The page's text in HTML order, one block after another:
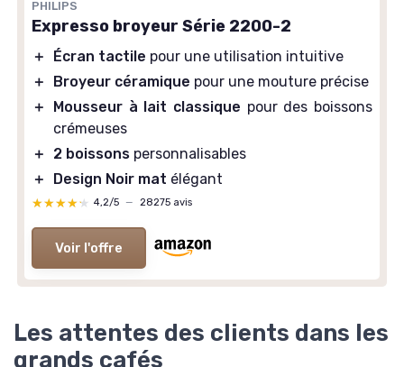
PHILIPS
Expresso broyeur Série 2200-2
＋ Écran tactile pour une utilisation intuitive
＋
Broyeur céramique pour une mouture précise
＋
Mousseur à lait classique pour des boissons
crémeuses
＋
2 boissons personnalisables
＋
Design Noir mat élégant
★★★★★
★★★★★ 4,2/5 — 28275 avis
Voir l'offre
Les attentes des clients dans les
grands cafés